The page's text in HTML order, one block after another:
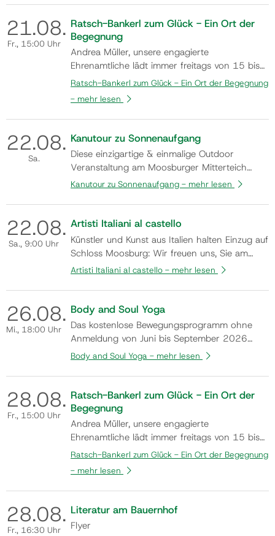
„ARTISTI ITALIANI AL CASTELLO“ herzlich
willkommen zu heißen. In der einzigartigen
Atmosphäre des Schlosses präsentieren ren…
21.08.
Fr., 15:00 Uhr
Ratsch-Bankerl zum Glück - Ein Ort der
Begegnung
Andrea Müller, unsere engagierte
Ehrenamtliche lädt immer freitags von 15 bis
17 Uhr in den Monaten Mai bis Oktober
(Änderungen aufgrund der Wetterlage z.B.
Hitze oder Regen vorbehalten) dazu ein, am
Ratsch-Bankerl Platz zu nehmen und
miteinander ins Gespräch zu kommen.
Kommen auch Sie vorbei und n…
Ratsch-Bankerl zum Glück - Ein Ort der Begegnung
- mehr lesen
22.08.
Sa.
Kanutour zu Sonnenaufgang
Diese einzigartige & einmalige Outdoor
Veranstaltung am Moosburger Mitterteich
bietet den Rahmen, um sich in der Peripherie
beglücken zu lassen. Uhrzeit: bei
Sonnenaufgang Dauer: ca. 3-4 Stunden
Voraussetzungen: Gute Schwimmkenntnisse
Gruppengrösse: max. 8 Te…
Kanutour zu Sonnenaufgang - mehr lesen
22.08.
Sa., 9:00 Uhr
Artisti Italiani al castello
Künstler und Kunst aus Italien halten Einzug auf
Schloss Moosburg: Wir freuen uns, Sie am
Samstag, den 8. August 2026, um 19:00 Uhr
„ARTISTI ITALIANI AL CASTELLO“ herzlich
willkommen zu heißen. In der einzigartigen
Atmosphäre des Schlosses präsentieren ren…
Artisti Italiani al castello - mehr lesen
26.08.
Mi., 18:00 Uhr
Body and Soul Yoga
Das kostenlose Bewegungsprogramm ohne
Anmeldung von Juni bis September 2026
unter der Kursleitung von Mag. Silvia
Body and Soul Yoga - mehr lesen
28.08.
Fr., 15:00 Uhr
Ratsch-Bankerl zum Glück - Ein Ort der
Begegnung
Andrea Müller, unsere engagierte
Ehrenamtliche lädt immer freitags von 15 bis
17 Uhr in den Monaten Mai bis Oktober
(Änderungen aufgrund der Wetterlage z.B.
Hitze oder Regen vorbehalten) dazu ein, am
Ratsch-Bankerl Platz zu nehmen und
miteinander ins Gespräch zu kommen.
Ratsch-Bankerl zum Glück - Ein Ort der Begegnung
- mehr lesen
28.08.
Fr., 16:30 Uhr
Literatur am Bauernhof
Flyer